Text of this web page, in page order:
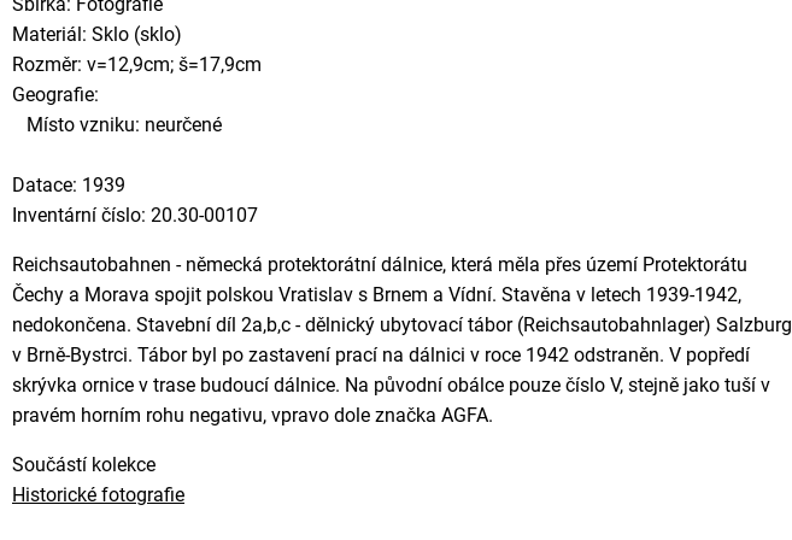
Materiál: Sklo (sklo)
Rozměr: v=12,9cm; š=17,9cm
Geografie:
Místo vzniku: neurčené
Datace: 1939
Inventární číslo: 20.30-00107
Reichsautobahnen - německá protektorátní dálnice, která měla přes území Protektorátu
Čechy a Morava spojit polskou Vratislav s Brnem a Vídní. Stavěna v letech 1939-1942,
nedokončena. Stavební díl 2a,b,c - dělnický ubytovací tábor (Reichsautobahnlager) Salzburg
v Brně-Bystrci. Tábor byl po zastavení prací na dálnici v roce 1942 odstraněn. V popředí
skrývka ornice v trase budoucí dálnice. Na původní obálce pouze číslo V, stejně jako tuší v
pravém horním rohu negativu, vpravo dole značka AGFA.
Součástí kolekce
Historické fotografie